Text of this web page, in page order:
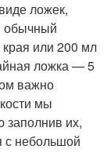
ложек,
обычный
или 200 мл
ложка — 5
важно
мы
заполнив их,
с небольшой